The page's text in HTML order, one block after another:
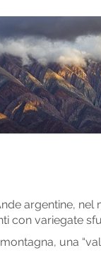
argentine,
con variegate
una